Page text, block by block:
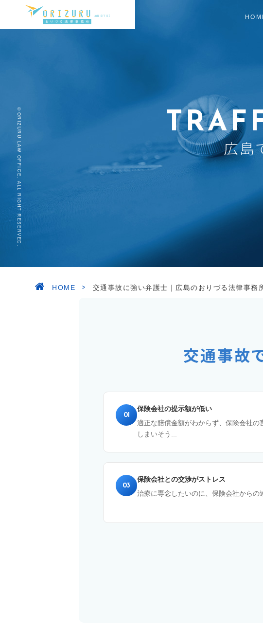
広島
HOME > 交通事故に強い弁護士｜広島のおりづる法律事務
交通事故
01
保険会社の提示額が低い
適正な賠償金額がわからず、保険会社の
しまいそう...
03
保険会社との交渉がストレス
治療に専念したいのに、保険会社からの
©ORIZURU LAW OFFICE. ALL RIGHT RESERVED.